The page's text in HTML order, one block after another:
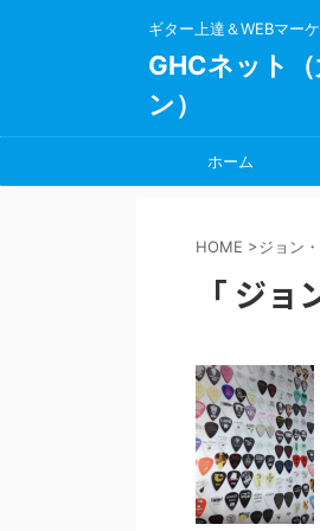
ギター上達＆WEBマー
GHCネット
ン）
ホーム
HOME >ジョン
「 ジ